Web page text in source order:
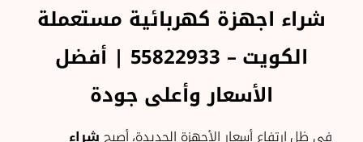
شراء اجهزة كهربائية مستعملة
الكويت – 55822933 | أفضل
الأسعار وأعلى جودة
في ظل ارتفاع أسعار الأجهزة الجديدة، أصبحشراء